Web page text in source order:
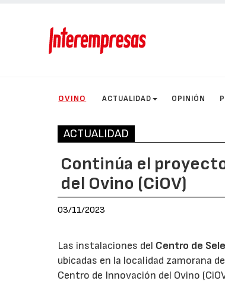
OVINO ACTUALIDAD OPINIÓN
ACTUALIDAD
Continúa el
del Ovino (CiOV)
03/11/2023
Las instalaciones del Centro de
ubicadas en la localidad zamorana
Centro de Innovación del Ovino